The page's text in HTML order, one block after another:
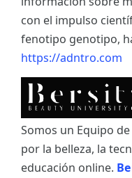
con el impulso
fenotipo genotipo,
https://adntro.com
Somos un Equipo
por la belleza, la
educación online.